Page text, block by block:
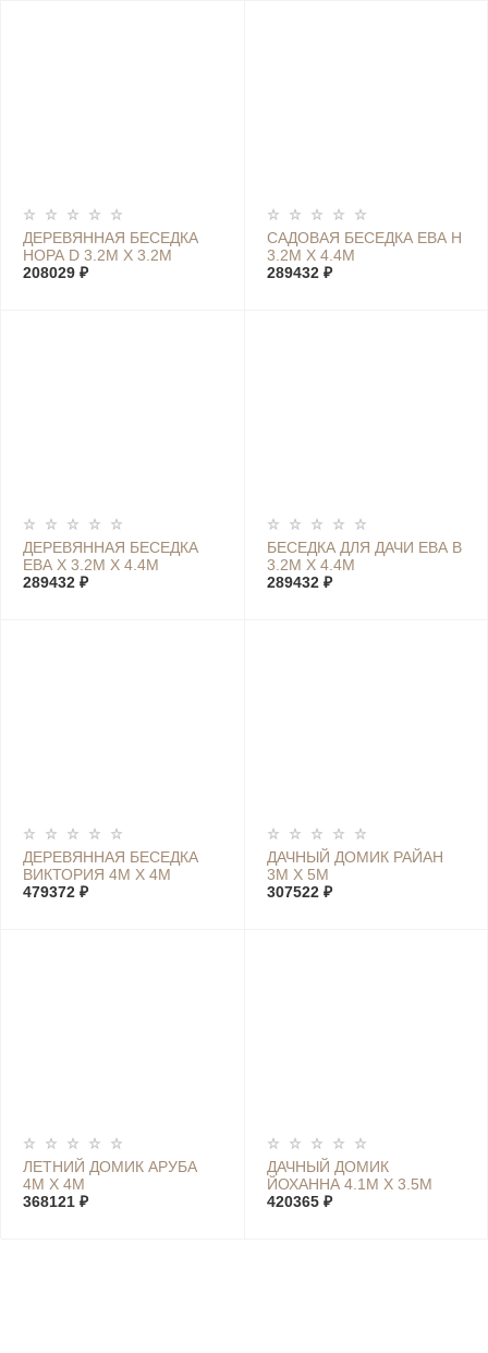
ДЕРЕВЯННАЯ БЕСЕДКА
НОРА D 3.2М Х 3.2М
208029 ₽
САДОВАЯ БЕСЕДКА ЕВА Н
3.2М Х 4.4М
289432 ₽
ДЕРЕВЯННАЯ БЕСЕДКА
ЕВА Х 3.2М Х 4.4М
289432 ₽
БЕСЕДКА ДЛЯ ДАЧИ ЕВА В
3.2М Х 4.4М
289432 ₽
ДЕРЕВЯННАЯ БЕСЕДКА
ВИКТОРИЯ 4М Х 4М
479372 ₽
ДАЧНЫЙ ДОМИК РАЙАН
3М Х 5М
307522 ₽
ЛЕТНИЙ ДОМИК АРУБА
4М Х 4М
368121 ₽
ДАЧНЫЙ ДОМИК
ЙОХАННА 4.1М Х 3.5М
420365 ₽